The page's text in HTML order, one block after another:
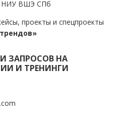
ВШЭ СПб
проекты и спецпроекты
ЗАПРОСОВ НА
И ТРЕНИНГИ